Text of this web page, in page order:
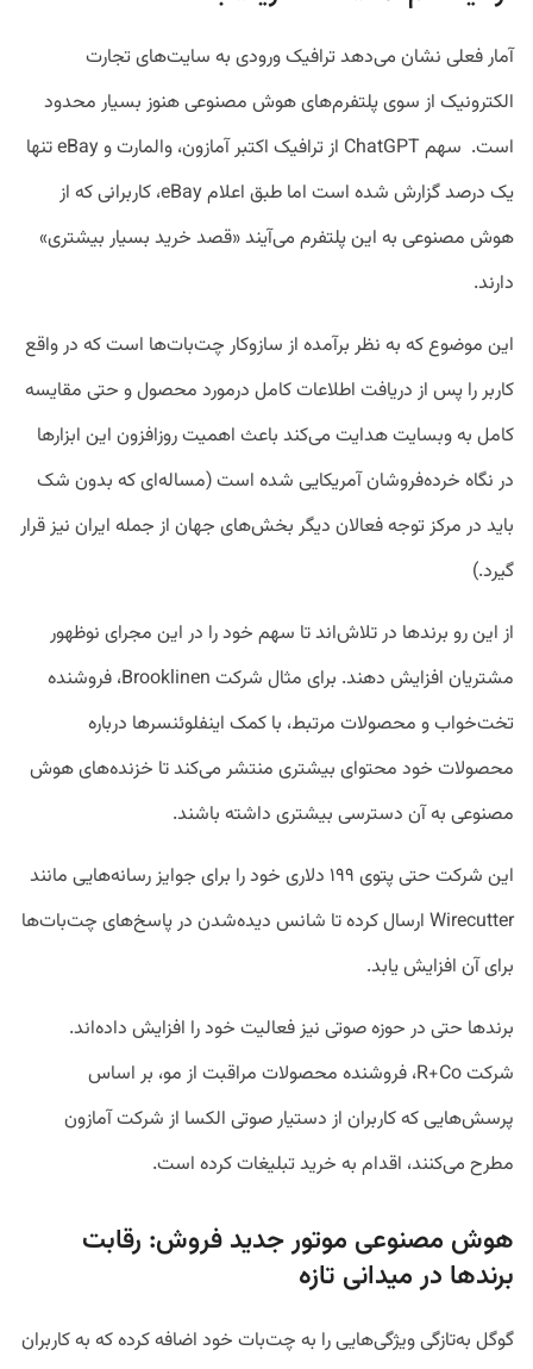
آمار فعلی نشان می‌دهد ترافیک ورودی به سایت‌های تجارت
الکترونیک از سوی پلتفرم‌های هوش مصنوعی هنوز بسیار محدود
است. سهم ChatGPT از ترافیک اکتبر آمازون، والمارت و eBay تنها
یک درصد گزارش شده است اما طبق اعلام eBay، کاربرانی که از
هوش مصنوعی به این پلتفرم می‌آیند «قصد خرید بسیار بیشتری»
دارند.
این موضوع که به نظر برآمده از سازوکار چت‌بات‌ها است که در واقع
کاربر را پس از دریافت اطلاعات کامل درمورد محصول و حتی مقایسه
کامل به وبسایت هدایت می‌کند باعث اهمیت روزافزون این ابزارها‌
در نگاه خرده‌فروشان آمریکایی شده است (مساله‌ای که بدون شک
باید در مرکز توجه فعالان دیگر بخش‌های جهان از جمله ایران نیز قرار
گیرد.)
از این رو برندها در تلاش‌اند تا سهم خود را در این مجرای نوظهور
مشتریان افزایش دهند. برای مثال شرکت Brooklinen، فروشنده
تخت‌خواب و محصولات مرتبط، با کمک اینفلوئنسرها درباره
محصولات خود محتوای بیشتری منتشر می‌کند تا خزنده‌های هوش
مصنوعی به آن دسترسی بیشتری داشته باشند.
این شرکت حتی پتوی ۱۹۹ دلاری خود را برای جوایز رسانه‌هایی مانند
Wirecutter ارسال کرده تا شانس دیده‌شدن در پاسخ‌های چت‌بات‌ها
برای آن افزایش یابد.
برند‌ها حتی در حوزه صوتی نیز فعالیت خود را افزایش داده‌اند.
شرکت R+Co، فروشنده محصولات مراقبت از مو، بر اساس
پرسش‌هایی که کاربران از دستیار صوتی الکسا از شرکت آمازون
مطرح می‌کنند، اقدام به خرید تبلیغات کرده است.
هوش مصنوعی موتور جدید فروش: رقابت
برند‌ها در میدانی تازه
گوگل به‌تازگی ویژگی‌هایی را به چت‌بات خود اضافه کرده که به کاربران